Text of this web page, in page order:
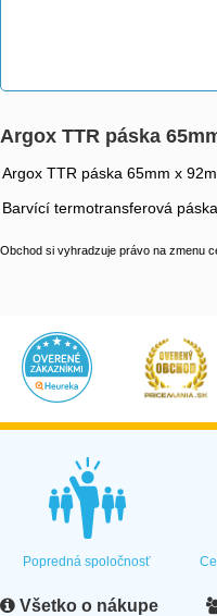
Argox TTR páska
Argox TTR páska 65mm x
Barvící termotransferová
Obchod si vyhradzuje právo na zmenu
Popredná spoločnosť
Všetko o nákupe